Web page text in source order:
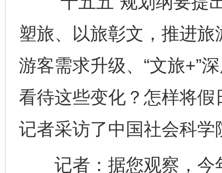
塑旅、以旅彰文，推进旅
游客需求升级、“文旅+”
看待这些变化？怎样将假
记者采访了中国社会科
记者：据您观察，今